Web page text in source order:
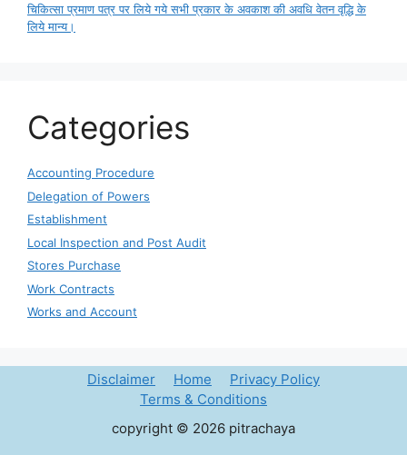
चिकित्सा प्रमाण पत्र पर लिये गये सभी प्रकार के अवकाश की अवधि वेतन वृद्धि के
लिये मान्य।
Categories
Accounting Procedure
Delegation of Powers
Establishment
Local Inspection and Post Audit
Stores Purchase
Work Contracts
Works and Account
Disclaimer Home
Privacy Policy
Terms & Conditions
copyright © 2026 pitrachaya